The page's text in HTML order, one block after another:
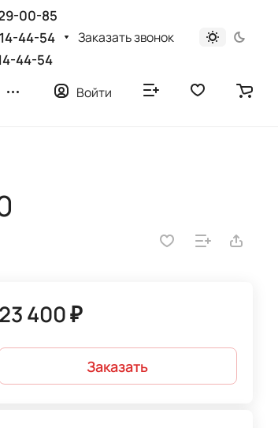
00-85
44-54
44-54
Заказать звонок
Войти
23 400 ₽
Заказать